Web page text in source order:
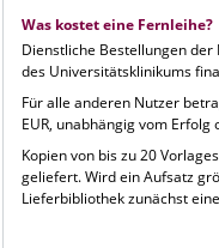
Was kostet eine Fernleihe?
Dienstliche Bestellungen
des Universitätsklinikums
Für alle anderen Nutzer
EUR, unabhängig vom
Kopien von bis zu 20
geliefert. Wird ein Aufsatz
Lieferbibliothek zunächst